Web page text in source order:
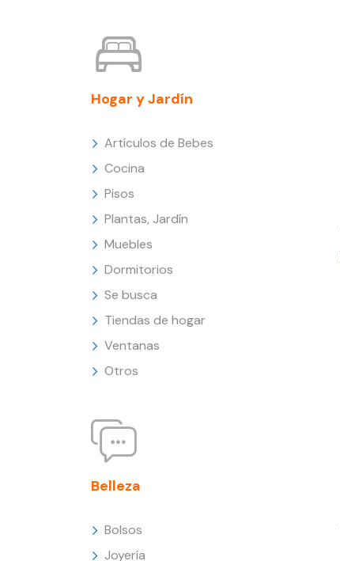
Hogar y Jardín
Artículos de Bebes
Cocina
Pisos
Plantas, Jardín
Muebles
Dormitorios
Se busca
Tiendas de hogar
Ventanas
Otros
Belleza
Bolsos
Joyería